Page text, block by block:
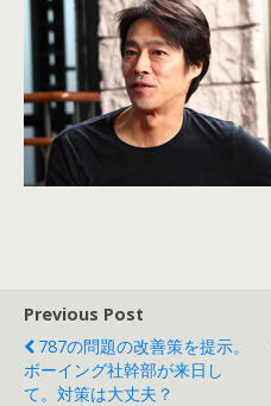
Previous Post
787の問題の改善策を提示。
ボーイング社幹部が来日し
て。対策は大丈夫？